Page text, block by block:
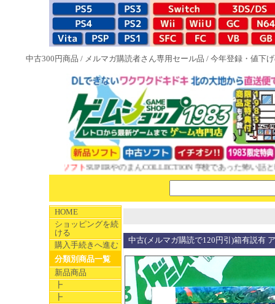
中古300円商品 / メルマガ購読者さん専用セール品 / 今年登録・値下
特典付ソフトSUPERやのまんCOLLECTION 学校であった怖い話と晦󠄀
HOME
ショッピングを続
ける
購入手続きへ進む
分類別商品一覧
新品商品
┣
┣
中古(メルマガ購読で120円引)箱有説有